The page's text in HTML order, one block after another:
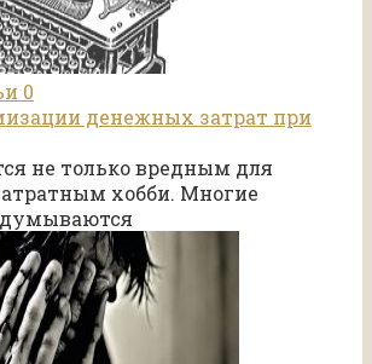
0
денежных затрат при
не только вредным для
хобби. Многие